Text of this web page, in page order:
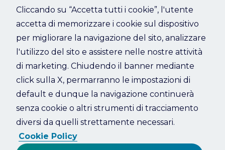
Refresh
Cliccando su “Accetta tutti i cookie”, l'utente
accetta di memorizzare i cookie sul dispositivo
per migliorare la navigazione del sito, analizzare
l'utilizzo del sito e assistere nelle nostre attività
di marketing. Chiudendo il banner mediante
click sulla X, permarranno le impostazioni di
default e dunque la navigazione continuerà
senza cookie o altri strumenti di tracciamento
diversi da quelli strettamente necessari.
Cookie Policy